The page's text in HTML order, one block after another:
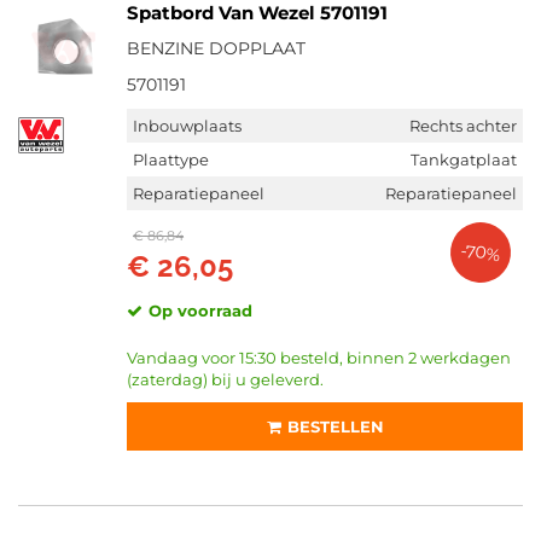
MERKEN
Van Wezel (2591)
Bodermann (1331)
Blic (3052)
Diederichs (2425)
CATEGORIEËN
Spatbord (10120)
Rechts voor (3964)
Spatbord Van Wezel 5701191
BENZINE DOPPLAAT
5701191
Inbouwplaats
Rechts achter
Plaattype
Tankgatplaat
Reparatiepaneel
Reparatiepaneel
€ 86,84
€ 26,05 -70%
Op voorraad
Vandaag voor 15:30 besteld, binnen 2 werkdagen
(zaterdag) bij u geleverd.
BESTELLEN